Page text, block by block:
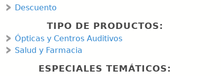
Descuento
TIPO DE PRODUCTOS:
Ópticas y Centros Auditivos
Salud y Farmacia
ESPECIALES TEMÁTICOS: